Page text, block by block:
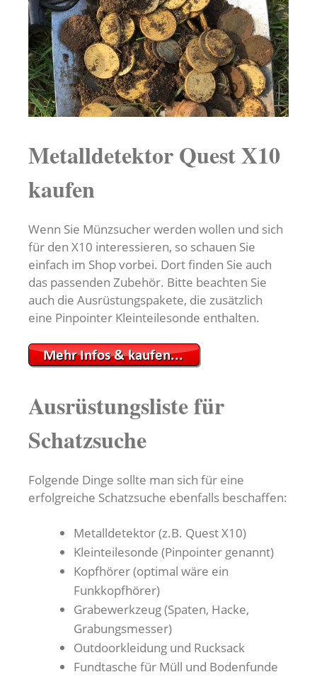
Metalldetektor Quest X10
kaufen
Wenn Sie Münzsucher werden wollen und sich
für den X10 interessieren, so schauen Sie
einfach im Shop vorbei. Dort finden Sie auch
das passenden Zubehör. Bitte beachten Sie
auch die Ausrüstungspakete, die zusätzlich
eine Pinpointer Kleinteilesonde enthalten.
Ausrüstungsliste für
Schatzsuche
Folgende Dinge sollte man sich für eine
erfolgreiche Schatzsuche ebenfalls beschaffen:
Metalldetektor (z.B. Quest X10)
Kleinteilesonde (Pinpointer genannt)
Kopfhörer (optimal wäre ein
Funkkopfhörer)
Grabewerkzeug (Spaten, Hacke,
Grabungsmesser)
Outdoorkleidung und Rucksack
Fundtasche für Müll und Bodenfunde